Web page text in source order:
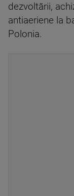
dezvoltării,
antiaeriene la
Polonia.